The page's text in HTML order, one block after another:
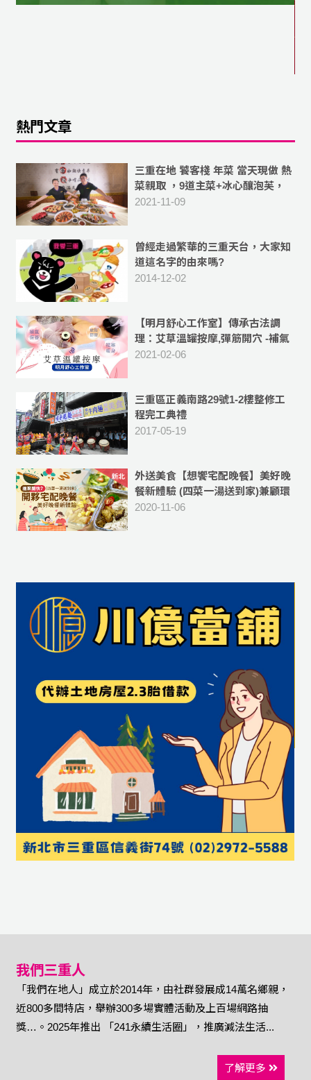
熱門文章
三重在地 饕客棧 年菜 當天現做 熱
菜親取 ，9道主菜+冰心釀泡芙，
10人份菜色 豐富美味
2021-11-09
曾經走過繁華的三重天台，大家知
道這名字的由來嗎?
2014-12-02
【明月舒心工作室】傳承古法調
理：艾草溫罐按摩,彈筋開穴 -補氣
血,祛除體內濕氣
2021-02-06
三重區正義南路29號1-2樓整修工
程完工典禮
2017-05-19
外送美食【想饗宅配晚餐】美好晚
餐新體驗 (四菜一湯送到家)兼顧環
保、衛生與便利 -[外送新北市蘆洲
2020-11-06
我們三重人
「我們在地人」成立於2014年，由社群發展成14萬名鄉親，
近800多間特店，舉辦300多場實體活動及上百場網路抽
獎…。2025年推出 「241永續生活圈」，推廣減法生活...
了解更多